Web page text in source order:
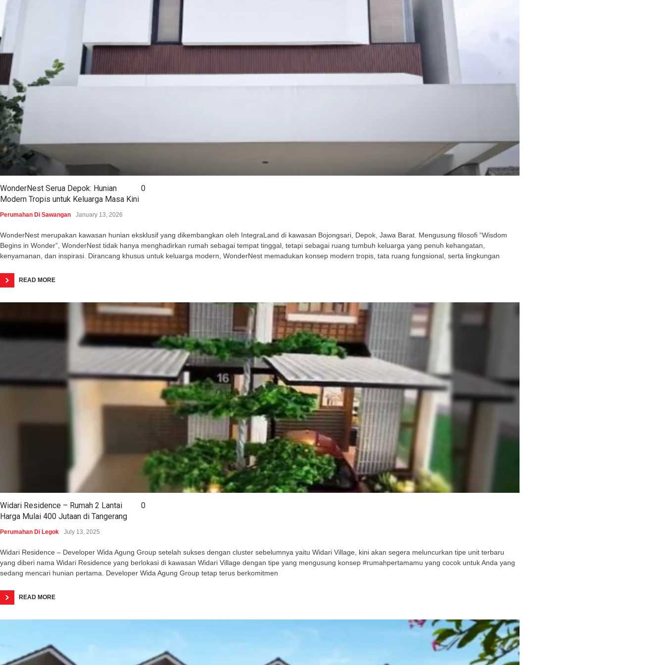
WonderNest Serua Depok: Hunian
Modern Tropis untuk Keluarga Masa Kini
0
Perumahan Di Sawangan January 13, 2026
WonderNest merupakan kawasan hunian eksklusif yang dikembangkan oleh IntegraLand di kawasan Bojongsari, Depok, Jawa Barat. Mengusung filosofi “Wisdom
Begins in Wonder”, WonderNest tidak hanya menghadirkan rumah sebagai tempat tinggal, tetapi sebagai ruang tumbuh keluarga yang penuh kehangatan,
kenyamanan, dan inspirasi. Dirancang khusus untuk keluarga modern, WonderNest memadukan konsep modern tropis, tata ruang fungsional, serta lingkungan
READ MORE
Widari Residence – Rumah 2 Lantai
Harga Mulai 400 Jutaan di Tangerang
0
Perumahan Di Legok July 13, 2025
Widari Residence – Developer Wida Agung Group setelah sukses dengan cluster sebelumnya yaitu Widari Village, kini akan segera meluncurkan tipe unit terbaru
yang diberi nama Widari Residence yang berlokasi di kawasan Widari Village dengan tipe yang mengusung konsep #rumahpertamamu yang cocok untuk Anda yang
sedang mencari hunian pertama. Developer Wida Agung Group tetap terus berkomitmen
READ MORE